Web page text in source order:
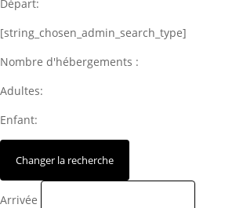
Départ:
[string_chosen_admin_search_type]
Nombre d'hébergements :
Adultes:
Enfant:
Arrivée